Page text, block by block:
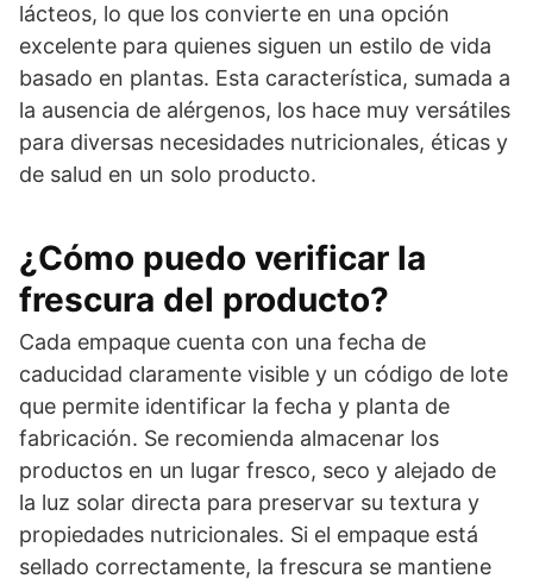
lácteos, lo que los convierte en una opción
excelente para quienes siguen un estilo de vida
basado en plantas. Esta característica, sumada a
la ausencia de alérgenos, los hace muy versátiles
para diversas necesidades nutricionales, éticas y
de salud en un solo producto.
¿Cómo puedo verificar la
frescura del producto?
Cada empaque cuenta con una fecha de
caducidad claramente visible y un código de lote
que permite identificar la fecha y planta de
fabricación. Se recomienda almacenar los
productos en un lugar fresco, seco y alejado de
la luz solar directa para preservar su textura y
propiedades nutricionales. Si el empaque está
sellado correctamente, la frescura se mantiene